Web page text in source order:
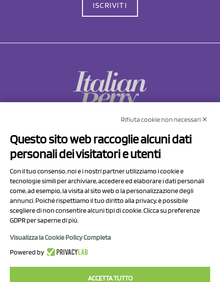
ISCRIVITI
Via Prov.le Sassuolo Vignola 315/1
41057 Spilamberto (MO)
P.I/C.F. 01041460369
REA: MO 208553
Capitale sociale Euro 50.000,00 i.v.
Rifiuta cookie non necessari ✕
Questo sito web raccoglie alcuni dati
personali dei visitatori e utenti
Con il tuo consenso, noi e i nostri partner utilizziamo i cookie e
tecnologie simili per archiviare, accedere ed elaborare i dati personali
come, ad esempio, la visita al sito web o la personalizzazione degli
annunci. Poiché rispettiamo il tuo diritto alla privacy, è possibile
scegliere di non consentire alcuni tipi di cookie. Clicca su preferenze
GDPR per saperne di più.
Visualizza la Cookie Policy Completa
Powered by
ACCETTA TUTTO